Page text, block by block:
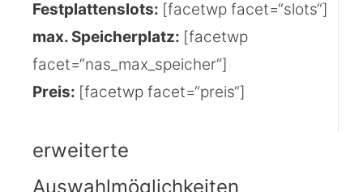
Festplattenslots: [facetwp facet=“slots“]
max. Speicherplatz: [facetwp
facet=“nas_max_speicher“]
Preis: [facetwp facet=“preis“]
erweiterte
Auswahlmöglichkeiten